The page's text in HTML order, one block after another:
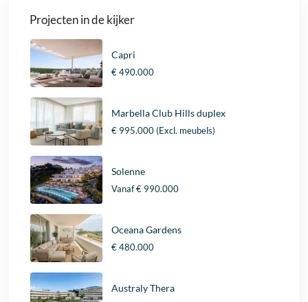
Projecten in de kijker
Capri
€ 490.000
Marbella Club Hills duplex
€ 995.000(Excl. meubels)
Solenne
Vanaf€ 990.000
Oceana Gardens
€ 480.000
Australy Thera